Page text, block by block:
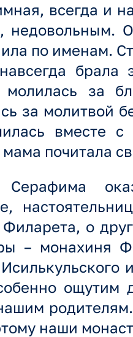
всегда и
недовольным.
по именам.
брала
молилась за
за молитвой
вместе
почитала
Серафима
о
– монахиня
наши